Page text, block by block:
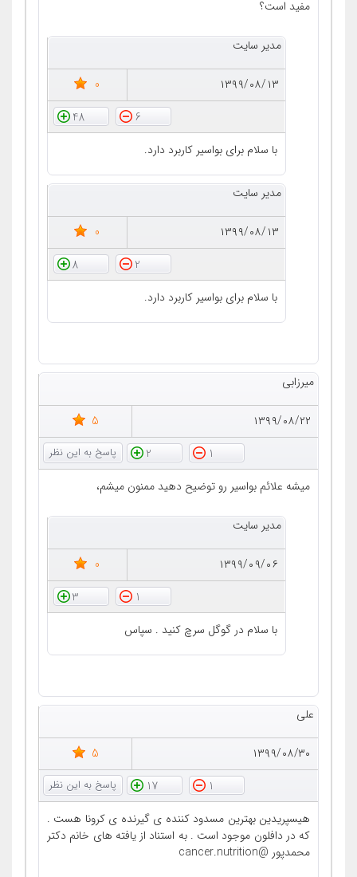
مفید است؟
مدیر سایت
۱۳۹۹/۰۸/۱۳
0
6
48
با سلام برای بواسیر کاربرد دارد.
مدیر سایت
۱۳۹۹/۰۸/۱۳
0
2
8
با سلام برای بواسیر کاربرد دارد.
میرزابی
۱۳۹۹/۰۸/۲۲
5
1
2
میشه علائم بواسیر رو توضیح دهید ممنون میشم،
مدیر سایت
۱۳۹۹/۰۹/۰۶
0
1
3
با سلام در گوگل سرچ کنید . سپاس
علی
۱۳۹۹/۰۸/۳۰
5
1
17
هیسپریدین بهترین مسدود کننده ی گیرنده ی کرونا هست .
که در دافلون موجود است . به استناد از یافته های خانم دکتر
محمدپور @cancer.nutrition